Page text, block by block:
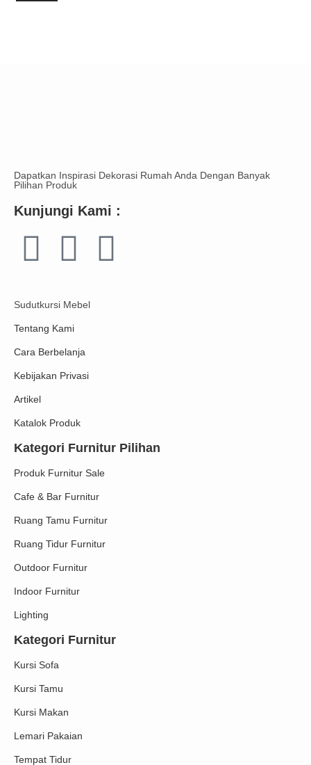
Dapatkan Inspirasi Dekorasi Rumah Anda Dengan Banyak
Pilihan Produk
Kunjungi Kami :
Sudutkursi Mebel
Tentang Kami
Cara Berbelanja
Kebijakan Privasi
Artikel
Katalok Produk
Kategori Furnitur Pilihan
Produk Furnitur Sale
Cafe & Bar Furnitur
Ruang Tamu Furnitur
Ruang Tidur Furnitur
Outdoor Furnitur
Indoor Furnitur
Lighting
Kategori Furnitur
Kursi Sofa
Kursi Tamu
Kursi Makan
Lemari Pakaian
Tempat Tidur